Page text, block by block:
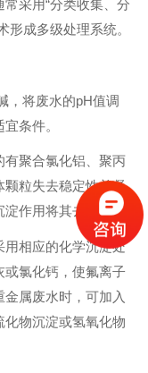
采用“分类收集、分
形成多级处理系统。
，将废水的pH值调
条件。
有聚合氯化铝、聚丙
颗粒失去稳定性并凝
淀作用将其去除。
用相应的化学沉淀处
或氯化钙，使氟离子
属废水时，可加入
物沉淀或氢氧化物